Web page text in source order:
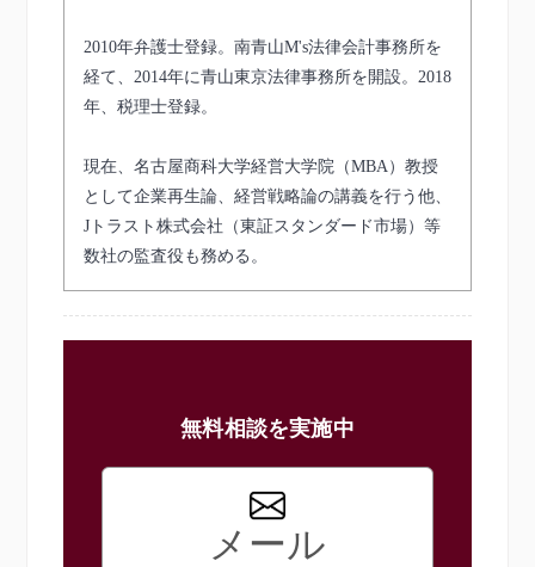
2010年弁護士登録。南青山M's法律会計事務所を
経て、2014年に青山東京法律事務所を開設。2018
年、税理士登録。
現在、名古屋商科大学経営大学院（MBA）教授
として企業再生論、経営戦略論の講義を行う他、
Jトラスト株式会社（東証スタンダード市場）等
数社の監査役も務める。
無料相談を実施中
メール